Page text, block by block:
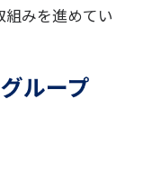
みを進めてい